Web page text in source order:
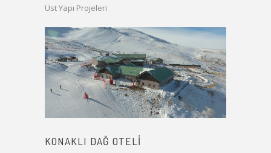
Üst Yapı Projeleri
KONAKLI DAĞ OTELI